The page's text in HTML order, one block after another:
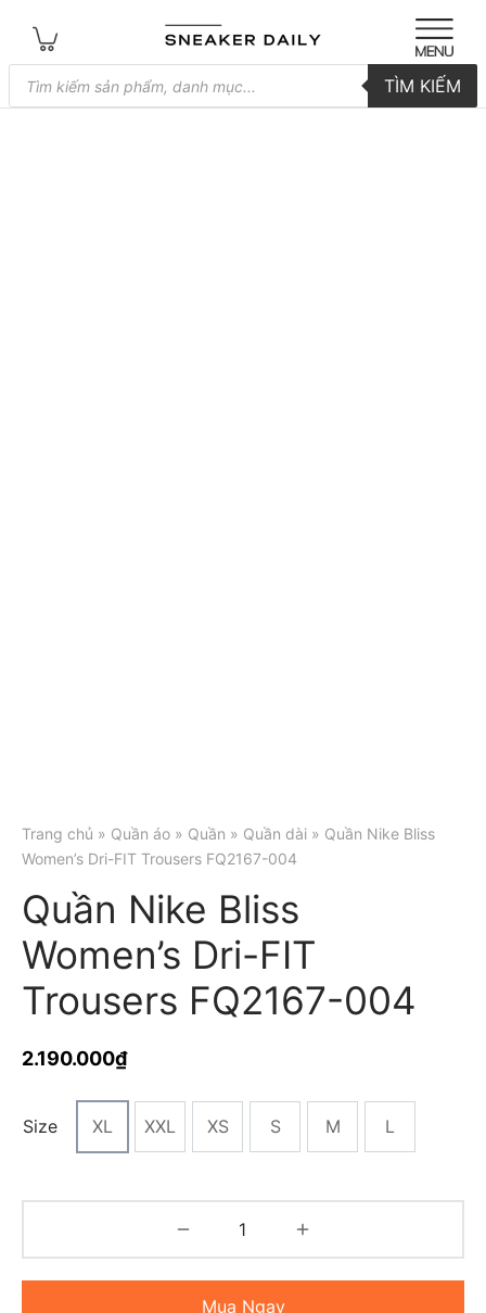
Tìm
kiếm
sản
TÌM KIẾM
Trang chủ » Quần áo » Quần » Quần dài » Quần Nike Bliss
Women’s Dri-FIT Trousers FQ2167-004
Quần Nike Bliss
Women’s Dri-FIT
Trousers FQ2167-004
2.190.000₫
Size XL XXL XS S M L
Mua Ngay